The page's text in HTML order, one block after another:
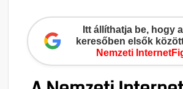
Itt állíthatja be, hogy
keresőben elsők
Nemzeti